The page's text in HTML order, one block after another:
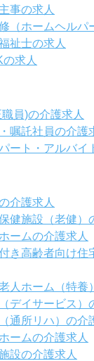
事の求人
（ホームヘルパ
祉士の求人
求人
員)の介護求人
嘱託社員の介護
ート・アルバイ
介護求人
健施設（老健）
ームの介護求人
き高齢者向け住
人ホーム（特養
デイサービス）
通所リハ）の介
ームの介護求人
設の介護求人